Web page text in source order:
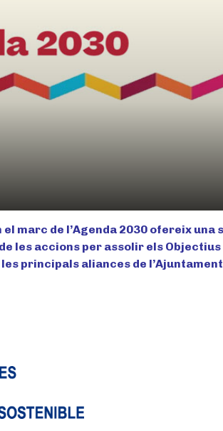
marc de l’Agenda 2030 ofereix una
les accions per assolir els
principals aliances de